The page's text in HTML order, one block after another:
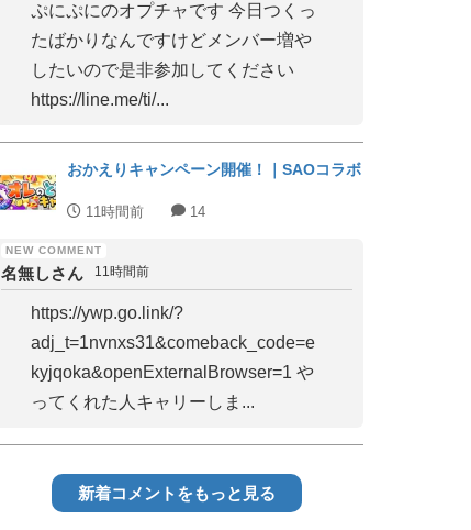
ぷにぷにのオプチャです 今日つくっ
たばかりなんですけどメンバー増や
したいので是非参加してください
https://line.me/ti/...
おかえりキャンペーン開催！｜SAOコラボ
11時間前 14
名無しさん 11時間前
https://ywp.go.link/?
adj_t=1nvnxs31&comeback_code=e
kyjqoka&openExternalBrowser=1 や
ってくれた人キャリーしま...
新着コメントをもっと見る